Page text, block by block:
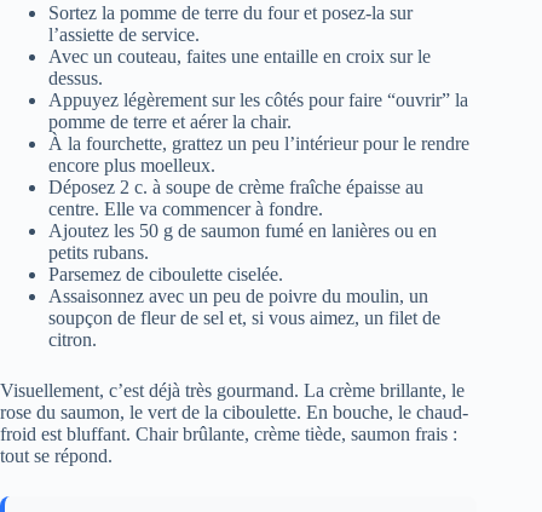
Sortez la pomme de terre du four et posez-la sur
l’assiette de service.
Avec un couteau, faites une entaille en croix sur le
dessus.
Appuyez légèrement sur les côtés pour faire “ouvrir” la
pomme de terre et aérer la chair.
À la fourchette, grattez un peu l’intérieur pour le rendre
encore plus moelleux.
Déposez 2 c. à soupe de crème fraîche épaisse au
centre. Elle va commencer à fondre.
Ajoutez les 50 g de saumon fumé en lanières ou en
petits rubans.
Parsemez de ciboulette ciselée.
Assaisonnez avec un peu de poivre du moulin, un
soupçon de fleur de sel et, si vous aimez, un filet de
citron.
Visuellement, c’est déjà très gourmand. La crème brillante, le
rose du saumon, le vert de la ciboulette. En bouche, le chaud-
froid est bluffant. Chair brûlante, crème tiède, saumon frais :
tout se répond.